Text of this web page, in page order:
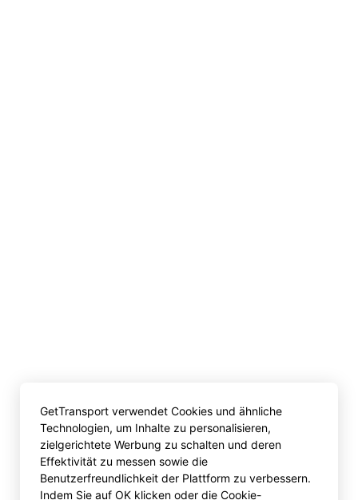
GetTransport verwendet Cookies und ähnliche
Technologien, um Inhalte zu personalisieren,
zielgerichtete Werbung zu schalten und deren
Effektivität zu messen sowie die
Benutzerfreundlichkeit der Plattform zu verbessern.
Indem Sie auf OK klicken oder die Cookie-